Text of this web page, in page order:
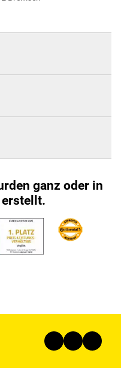
ganz oder in
erstellt.